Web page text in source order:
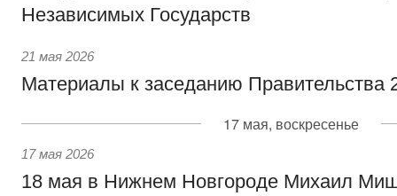
Независимых Государств
21 мая 2026
Материалы к заседанию Правительства
17 мая, воскресенье
17 мая 2026
18 мая в Нижнем Новгороде Михаил